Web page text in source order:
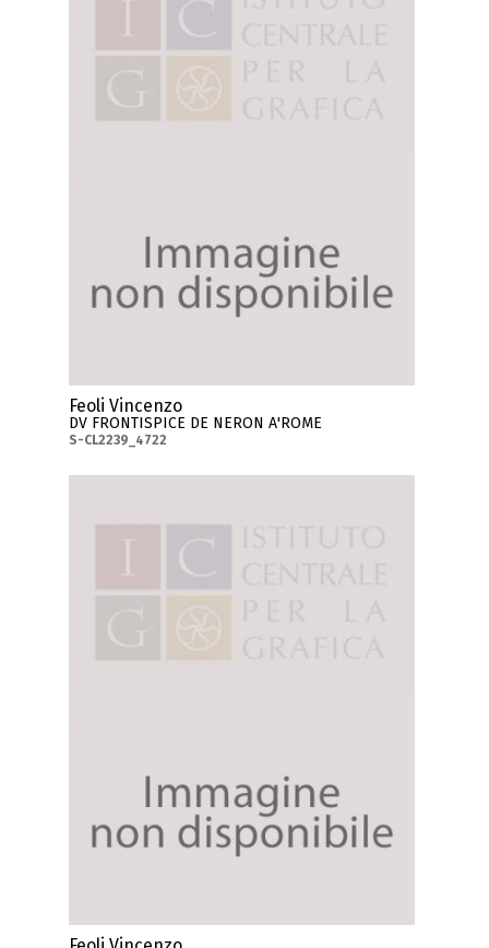
Feoli Vincenzo
DV FRONTISPICE DE NERON A'ROME
S-CL2239_4722